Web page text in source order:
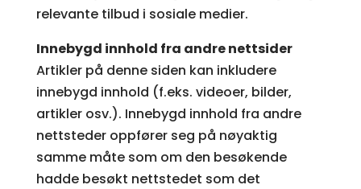
relevante tilbud i sosiale medier.
Innebygd innhold fra andre nettsider
Artikler på denne siden kan inkludere
innebygd innhold (f.eks. videoer, bilder,
artikler osv.). Innebygd innhold fra andre
nettsteder oppfører seg på nøyaktig
samme måte som om den besøkende
hadde besøkt nettstedet som det